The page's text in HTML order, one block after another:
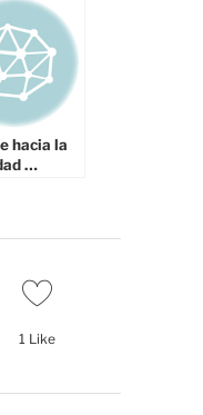
hacia la
…
1 Like